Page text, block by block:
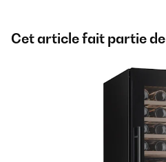
Cet article fait partie de